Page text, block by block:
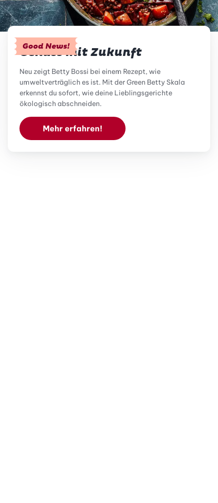
Good News!
Genuss mit Zukunft
Neu zeigt Betty Bossi bei einem Rezept, wie
umweltverträglich es ist. Mit der Green Betty Skala
erkennst du sofort, wie deine Lieblingsgerichte
ökologisch abschneiden.
Mehr erfahren!